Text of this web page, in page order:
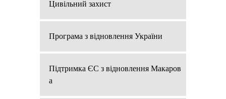
Цивільний захист
Програма з відновлення України
Підтримка ЄС з відновлення Макаров
а